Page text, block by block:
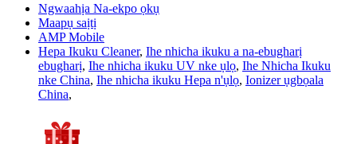
Ngwaahịa Na-ekpo ọkụ
Maapụ saịtị
AMP Mobile
Hepa Ikuku Cleaner, Ihe nhicha ikuku a na-ebugharị
ebugharị, Ihe nhicha ikuku UV nke ụlọ, Ihe Nhicha Ikuku
nke China, Ihe nhicha ikuku Hepa n'ụlọ, Ionizer ụgbọala
China,